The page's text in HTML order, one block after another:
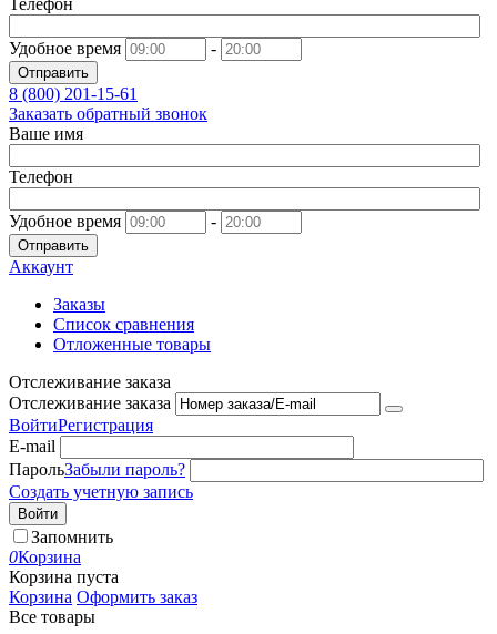
Телефон
Удобное время -
Отправить
8 (800) 201-15-61
Заказать обратный звонок
Ваше имя
Телефон
Удобное время -
Отправить
Аккаунт
Заказы
Список сравнения
Отложенные товары
Отслеживание заказа
Отслеживание заказа
ВойтиРегистрация
E-mail
ПарольЗабыли пароль?
Создать учетную запись
Войти
Запомнить
0Корзина
Корзина пуста
Корзина Оформить заказ
Все товары